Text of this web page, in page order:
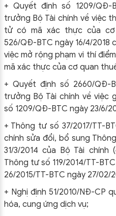
+ Quyết định số 1209/QĐ-
trưởng Bộ Tài chính về việc
tử có mã xác thực của
526/QĐ-BTC ngày 16/4/2018
việc mở rộng phạm vi thí
mã xác thực của cơ quan
+ Quyết định số 2660/QĐ-
trưởng Bộ Tài chính về việc
số 1209/QĐ-BTC ngày 23/6/
+ Thông tư số 37/2017/TT-
chính sửa đổi, bổ sung
31/3/2014 của Bộ Tài
Thông tư số 119/2014/TT-
26/2015/TT-BTC ngày 27/02/
+ Nghị định 51/2010/NĐ-CP
hóa, cung ứng dịch vụ;